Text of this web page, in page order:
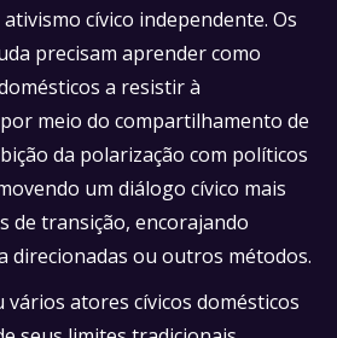
cívico independente. Os
precisam aprender como
a resistir à
meio do compartilhamento de
da polarização com políticos
um diálogo cívico mais
de transição, encorajando
direcionadas ou outros métodos.
vários atores cívicos domésticos